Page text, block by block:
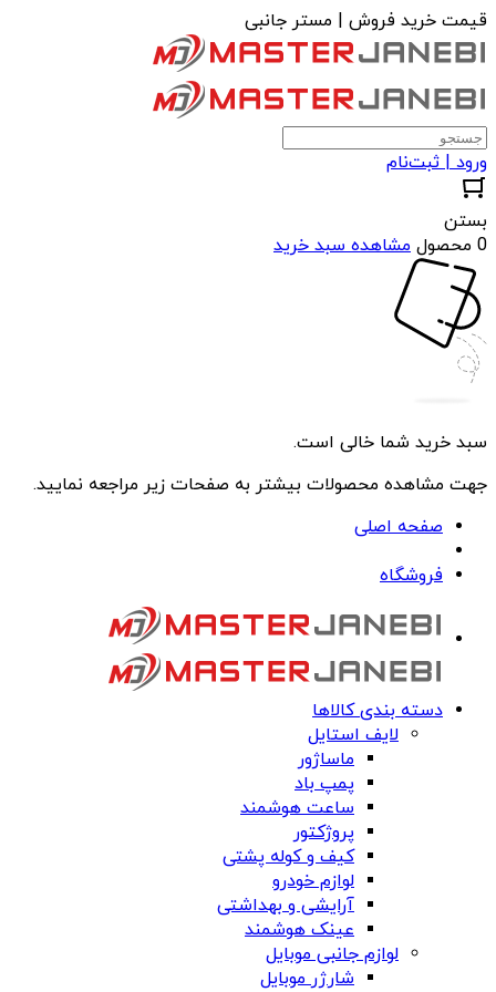
قیمت خرید فروش | مستر جانبی
ورود | ثبت‌نام
بستن
0 محصول
مشاهده سبد خرید
سبد خرید شما خالی است.
جهت مشاهده محصولات بیشتر به صفحات زیر مراجعه نمایید.
صفحه اصلی
فروشگاه
دسته بندی کالاها
لایف استایل
ماساژور
پمپ باد
ساعت هوشمند
پروژکتور
کیف و کوله پشتی
لوازم خودرو
آرایشی و بهداشتی
عینک هوشمند
لوازم جانبی موبایل
شارژر موبایل